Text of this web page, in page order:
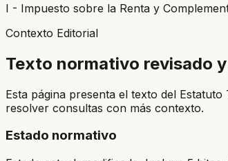
I - Impuesto sobre la Renta y
Contexto Editorial
Texto normativo revisado
Esta página presenta el texto del
resolver consultas con más contexto.
Estado normativo